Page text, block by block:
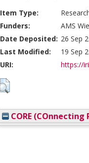
Item Type:
Funders:
AMS
Date Deposited: 26 Sep
Last Modified:
19 Sep
URI:
https://
CORE (COnnecting